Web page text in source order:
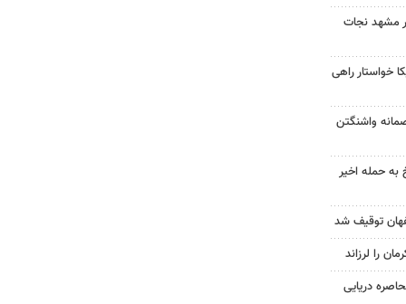
مشهد نجات
خواستار راهی
واشنگتن
به حمله اخیر
دریایی